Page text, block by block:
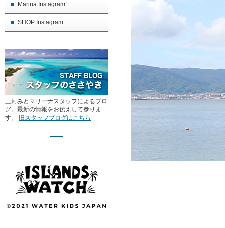
Marina Instagram
SHOP Instagram
三河みとマリーナスタッフによるブロ
グ。最新の情報をお伝えして参りま
す。
旧スタッフブログはこちら